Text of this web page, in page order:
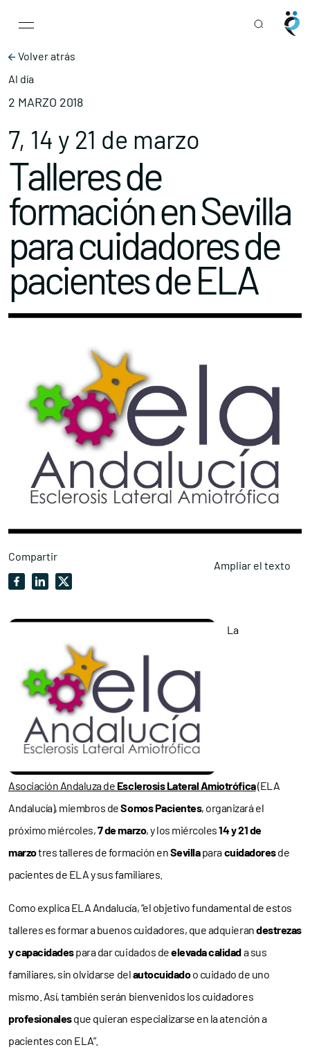
Main Navigation
Volver atrás
Al día
2 MARZO 2018
7, 14 y 21 de marzo
Talleres de
formación en Sevilla
para cuidadores de
pacientes de ELA
Compartir
Ampliar el texto
La
Asociación Andaluza de Esclerosis Lateral Amiotrófica(ELA
Andalucía), miembros deSomos Pacientes, organizará el
próximo miércoles,7 de marzo, y los miércoles14 y 21 de
marzotres talleres de formación enSevillaparacuidadoresde
pacientes de ELA y sus familiares.
Como explica ELA Andalucía, “el objetivo fundamental de estos
talleres es formar a buenos cuidadores, que adquierandestrezas
y capacidadespara dar cuidados deelevada calidada sus
familiares, sin olvidarse delautocuidadoo cuidado de uno
mismo. Así, también serán bienvenidos los cuidadores
profesionalesque quieran especializarse en la atención a
pacientes con ELA”.